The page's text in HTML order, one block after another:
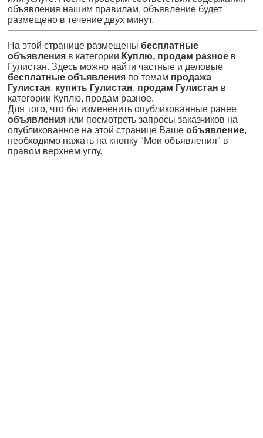
объявления нашим правилам, объявление будет
размещено в течение двух минут.
На этой странице размещены бесплатные
объявления в категории Куплю, продам разное в
Гулистан. Здесь можно найти частные и деловые
бесплатные объявления по темам продажа
Гулистан, купить Гулистан, продам Гулистан в
категории Куплю, продам разное.
Для того, что бы измененить опубликованные ранее
объявления или посмотреть запросы заказчиков на
опубликованное на этой странице Ваше объявление,
необходимо нажать на кнопку "Мои объявления" в
правом верхнем углу.